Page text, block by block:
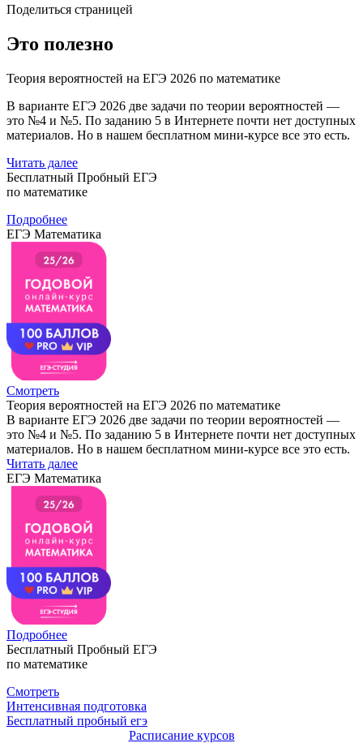
Поделиться страницей
Это полезно
Теория вероятностей на ЕГЭ 2026 по математике
В варианте ЕГЭ 2026 две задачи по теории вероятностей —
это №4 и №5. По заданию 5 в Интернете почти нет доступных
материалов. Но в нашем бесплатном мини-курсе все это есть.
Читать далее
Бесплатный Пробный ЕГЭ
по математике
Подробнее
ЕГЭ Математика
Смотреть
Теория вероятностей на ЕГЭ 2026 по математике
В варианте ЕГЭ 2026 две задачи по теории вероятностей —
это №4 и №5. По заданию 5 в Интернете почти нет доступных
материалов. Но в нашем бесплатном мини-курсе все это есть.
Читать далее
ЕГЭ Математика
Подробнее
Бесплатный Пробный ЕГЭ
по математике
Смотреть
Интенсивная подготовка
Бесплатный пробный егэ
Расписание курсов